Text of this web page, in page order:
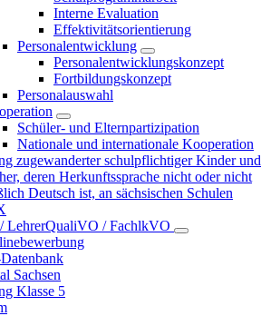
Interne Evaluation
Effektivitätsorientierung
Personalentwicklung
Personalentwicklungskonzept
Fortbildungskonzept
Personalauswahl
Schüler- und Elternpartizipation
Nationale und internationale Kooperation
zugewanderter schulpflichtiger Kinder und
deren Herkunftssprache nicht oder nicht
Deutsch ist, an sächsischen Schulen
LehrerQualiVO / FachlkVO
Sachsen
Klasse 5